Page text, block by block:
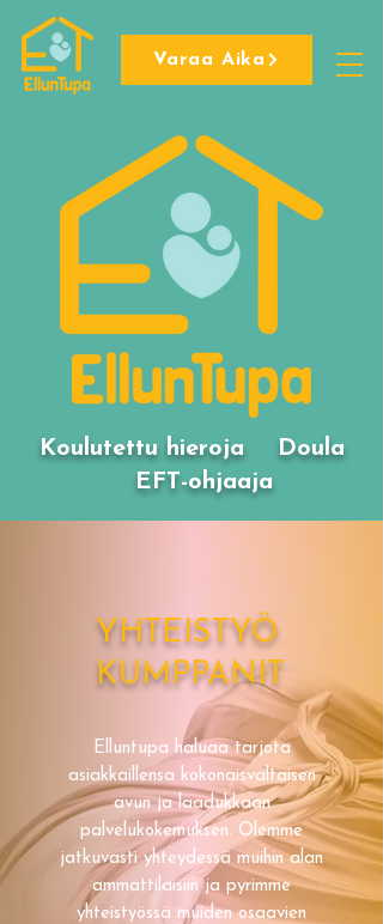
Varaa Aika
Koulutettu hieroja Doula
EFT-ohjaaja
YHTEISTYÖ
KUMPPANIT
Elluntupa haluaa tarjota
asiakkaillensa kokonaisvaltaisen
avun ja laadukkaan
palvelukokemuksen. Olemme
jatkuvasti yhteydessä muihin alan
ammattilaisiin ja pyrimme
yhteistyössä muiden osaavien